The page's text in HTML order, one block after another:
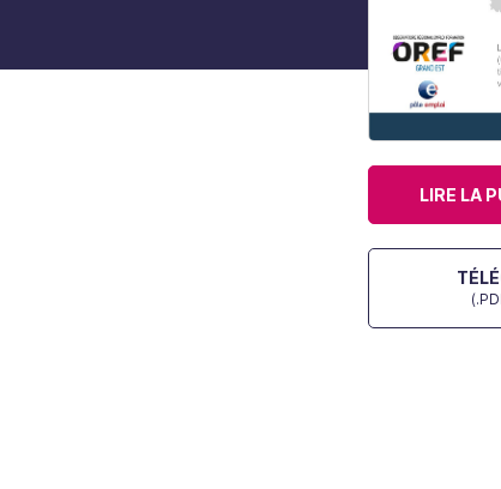
LIRE LA